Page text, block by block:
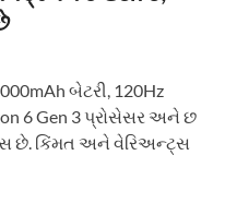
બેટરી, 120Hz
6 Gen 3 પ્રોસેસર અને છ
છે. કિંમત અને વેરિઅન્ટ્સ